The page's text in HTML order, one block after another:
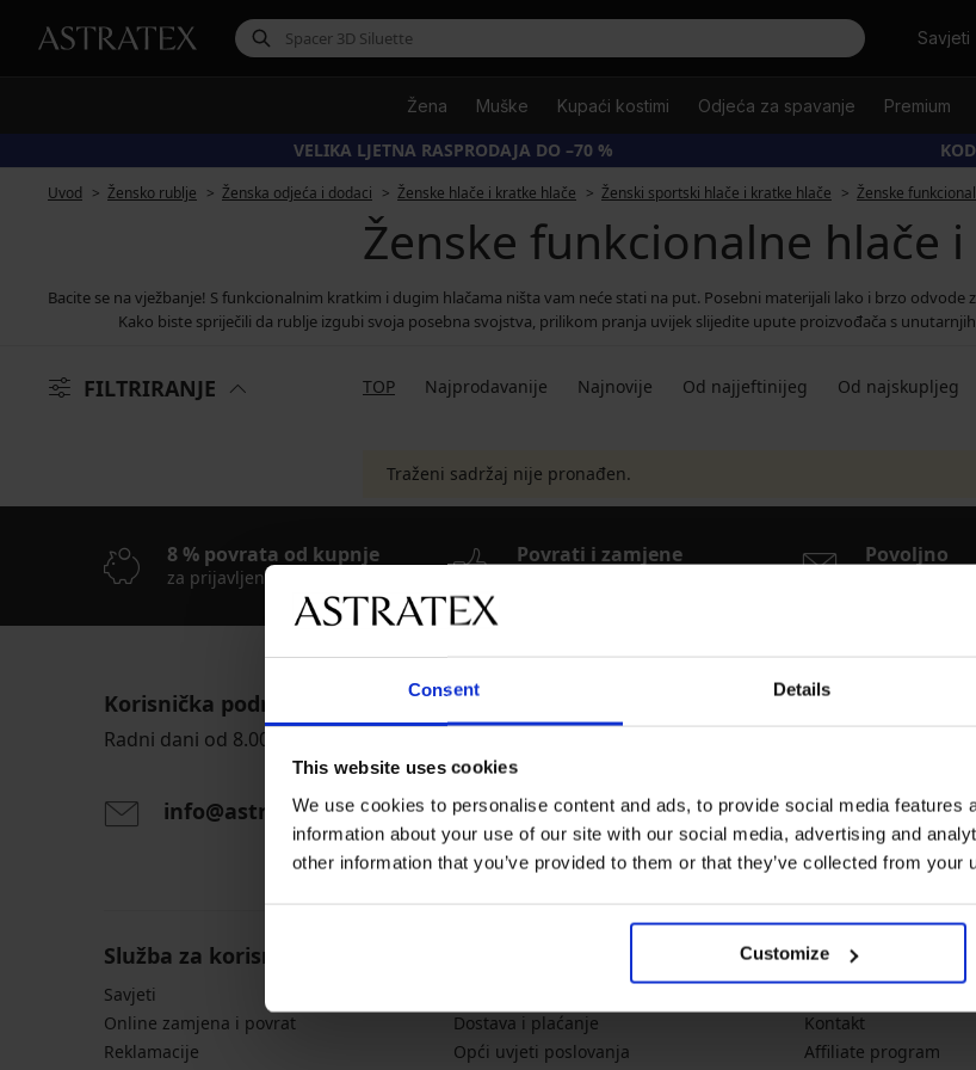
Consent Details
This website uses cookies
We use cookies to personalise content and ads, to provide social media features
information about your use of our site with our social media, advertising and
other information that you’ve provided to them or that they’ve collected from your
Customize
TražitiSavjeti
Žena Muške Kupaći kostimi Odjeća za spavanje Premium
VELIKA LJETNA RASPRODAJA DO –70 %
Uvod Žensko rublje Ženska odjeća i dodaci Ženske hlače i kratke hlače Ženski sportski hlače i kratke hlače Ženske
Ženske funkcionalne hlače
Bacite se na vježbanje! S funkcionalnim kratkim i dugim hlačama ništa vam neće stati na put. Posebni materijali lako i brzo
Kako biste spriječili da rublje izgubi svoja posebna svojstva, prilikom pranja uvijek slijedite upute proizvođača s
FILTRIRANJE TOP Najprodavanije Najnovije Od najjeftinijeg Od najskupljeg
Traženi sadržaj nije pronađen.
8 % povrata od kupnje
za prijavljene kupce
Povrati i zamjene Povoljno
Korisnička podrška
Radni dani od 8.00 - 16.00
info@astratex.hr
Newsletter
Služba za korisnike
Savjeti
Online zamjena i povrat
Reklamacije
Dostava i plaćanje
Opći uvjeti poslovanja
O tvrtki
Kontakt
Affiliate program